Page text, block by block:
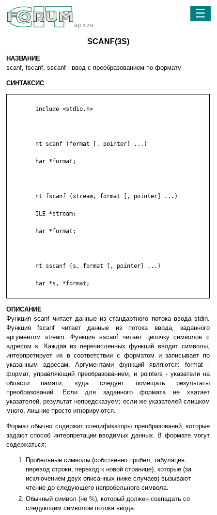
архив
☰
SCANF(3S)
НАЗВАНИЕ
scanf, fscanf, sscanf - ввод с преобразованием по формату
СИНТАКСИС
ОПИСАНИЕ
Функция scanf читает данные из стандартного потока ввода stdin.
Функция fscanf читает данные из потока ввода, заданного
аргументом stream. Функция sscanf читает цепочку символов с
адресом s. Каждая из перечисленных функций вводит символы,
интерпретирует их в соответствии с форматом и записывает по
указанным адресам. Аргументами функций являются: format -
формат, управляющий преобразованием, и pointers - указатели на
области памяти, куда следует помещать результаты
преобразований. Если для заданного формата не хватает
указателей, результат непредсказуем; если же указателей слишком
много, лишние просто игнорируются.
Формат обычно содержит спецификаторы преобразований, которые
задают способ интерпретации вводимых данных. В формате могут
содержаться:
Пробельные символы (собственно пробел, табуляция,
перевод строки, переход к новой странице), которые (за
исключением двух описанных ниже случаев) вызывают
чтение до следующего непробельного символа.
Обычный символ (не %), который должен совпадать со
следующим символом потока ввода.